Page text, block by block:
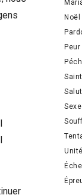
Noël
Peur
Salut
Sexe
Unité